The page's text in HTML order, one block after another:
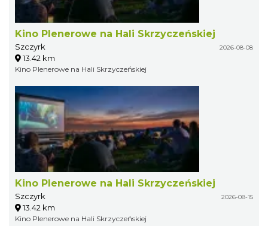
Kino Plenerowe na Hali Skrzyczeńskiej
Szczyrk 2026-08-08
13.42 km
Kino Plenerowe na Hali Skrzyczeńskiej
Kino Plenerowe na Hali Skrzyczeńskiej
Szczyrk 2026-08-15
13.42 km
Kino Plenerowe na Hali Skrzyczeńskiej